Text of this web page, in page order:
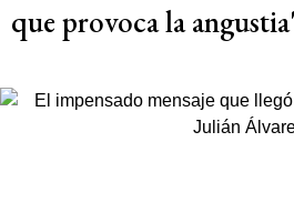
que provoca la